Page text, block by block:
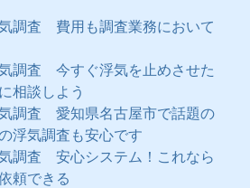
調査 費用も調査業務において
調査 今すぐ浮気を止めさせた
相談しよう
調査 愛知県名古屋市で話題の
浮気調査も安心です
調査 安心システム！これなら
頼できる